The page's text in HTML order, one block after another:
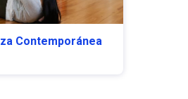
Contemporánea